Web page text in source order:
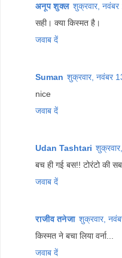
अनूप शुक्ल शुक्रवार,
सही। क्या किस्मत है।
जवाब दें
Suman शुक्रवार, नवंबर
nice
जवाब दें
Udan Tashtari
बच ही गई बस!! टोरंटो की
जवाब दें
राजीव तनेजा शुक्रवार,
किस्मत ने बचा लिया वर्ना...
जवाब दें